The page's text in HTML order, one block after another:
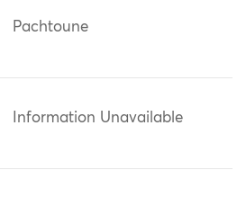
Pachtoune
Information Unavailable